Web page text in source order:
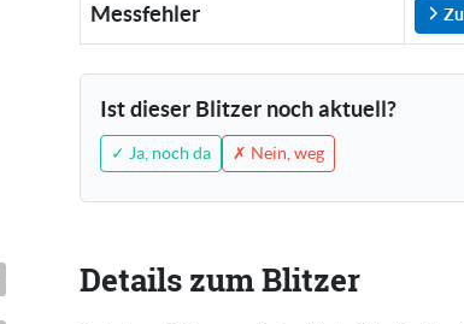
Messfehler
Ist dieser Blitzer noch aktuell?
✓ Ja, noch da ✗ Nein, weg
Details zum Blitzer